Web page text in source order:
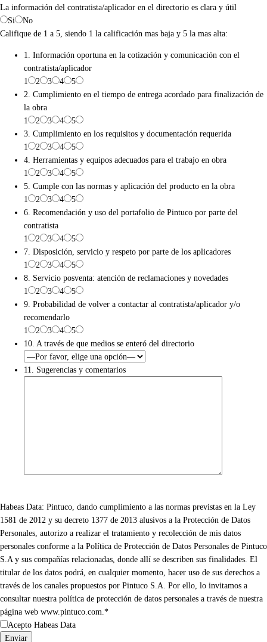
La información del contratista/aplicador en el directorio es clara y útil
Si
No
Califique de 1 a 5, siendo 1 la calificación mas baja y 5 la mas alta:
1. Información oportuna en la cotización y comunicación con el
contratista/aplicador
1
2 3 4
5
2. Cumplimiento en el tiempo de entrega acordado para finalización de
la obra
1
2 3 4
5
3. Cumplimiento en los requisitos y documentación requerida
1
2 3 4
5
4. Herramientas y equipos adecuados para el trabajo en obra
1
2 3 4
5
5. Cumple con las normas y aplicación del producto en la obra
1
2 3 4
5
6. Recomendación y uso del portafolio de Pintuco por parte del
contratista
1
2 3 4
5
7. Disposición, servicio y respeto por parte de los aplicadores
1
2 3 4
5
8. Servicio posventa: atención de reclamaciones y novedades
1
2 3 4
5
9. Probabilidad de volver a contactar al contratista/aplicador y/o
recomendarlo
1
2 3 4
5
10. A través de que medios se enteró del directorio
11. Sugerencias y comentarios
Habeas Data: Pintuco, dando cumplimiento a las normas previstas en la Ley
1581 de 2012 y su decreto 1377 de 2013 alusivos a la Protección de Datos
Personales, autorizo a realizar el tratamiento y recolección de mis datos
personales conforme a la Política de Protección de Datos Personales de Pintuco
S.A y sus compañías relacionadas, donde allí se describen sus finalidades. El
titular de los datos podrá, en cualquier momento, hacer uso de sus derechos a
través de los canales propuestos por Pintuco S.A. Por ello, lo invitamos a
consultar nuestra política de protección de datos personales a través de nuestra
página web www.pintuco.com.*
Acepto Habeas Data